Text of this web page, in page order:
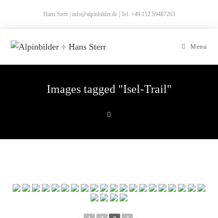
Hans Sterr | info@alpinbilder.de | Tel. +49 152 59487263
Menu
Images tagged "Isel-Trail"